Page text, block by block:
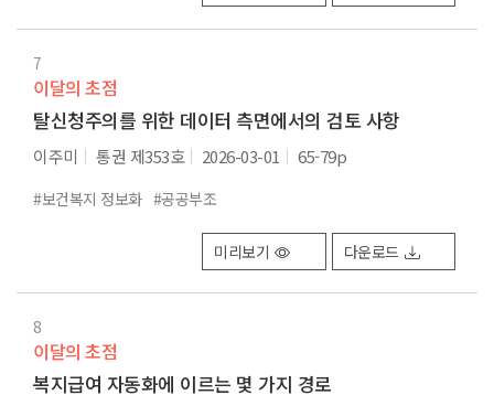
7
이달의 초점
탈신청주의를 위한 데이터 측면에서의 검토 사항
이주미 통권 제353호 2026-03-01 65-79p
#보건복지 정보화 #공공부조
미리보기 다운로드
8
이달의 초점
복지급여 자동화에 이르는 몇 가지 경로